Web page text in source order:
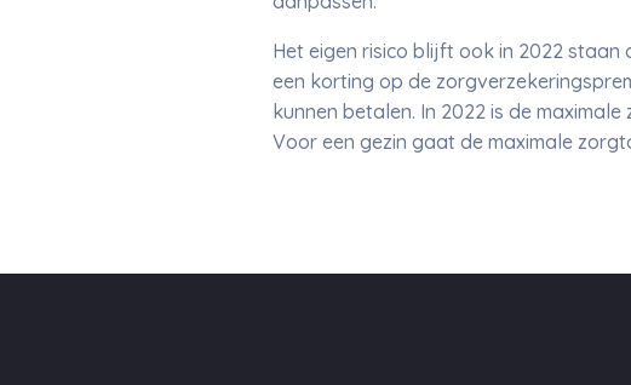
Het eigen risico blijft ook in 2022 staan
een korting op de
kunnen betalen. In 2022 is de
Voor een gezin gaat de maximale